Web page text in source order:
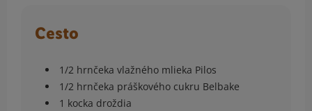
Cesto
1/2 hrnčeka vlažného mlieka Pilos
1/2 hrnčeka práškového cukru Belbake
1 kocka droždia